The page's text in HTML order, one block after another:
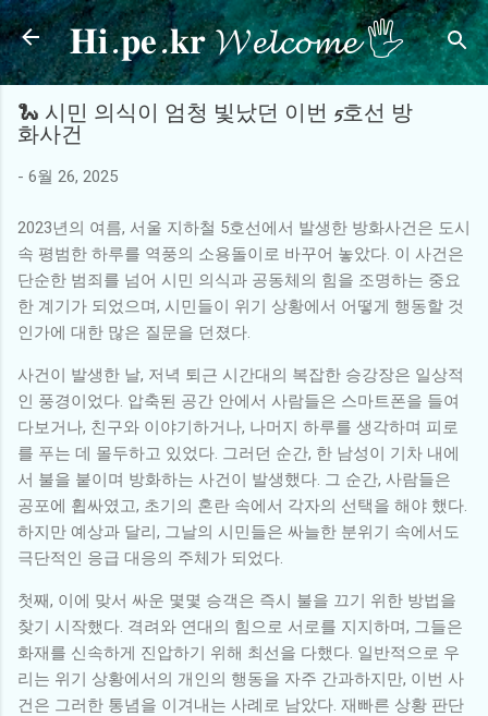
기본 콘텐츠로 건너뛰기
𝐇𝐢.𝐩𝐞.𝐤𝐫 𝓦𝓮𝓵𝓬𝓸𝓶𝓮 🖐
🐍 시민 의식이 엄청 빛났던 이번 5호선 방
화사건
- 6월 26, 2025
2023년의 여름, 서울 지하철 5호선에서 발생한 방화사건은 도시
속 평범한 하루를 역풍의 소용돌이로 바꾸어 놓았다. 이 사건은
단순한 범죄를 넘어 시민 의식과 공동체의 힘을 조명하는 중요
한 계기가 되었으며, 시민들이 위기 상황에서 어떻게 행동할 것
인가에 대한 많은 질문을 던졌다.
사건이 발생한 날, 저녁 퇴근 시간대의 복잡한 승강장은 일상적
인 풍경이었다. 압축된 공간 안에서 사람들은 스마트폰을 들여
다보거나, 친구와 이야기하거나, 나머지 하루를 생각하며 피로
를 푸는 데 몰두하고 있었다. 그러던 순간, 한 남성이 기차 내에
서 불을 붙이며 방화하는 사건이 발생했다. 그 순간, 사람들은
공포에 휩싸였고, 초기의 혼란 속에서 각자의 선택을 해야 했다.
하지만 예상과 달리, 그날의 시민들은 싸늘한 분위기 속에서도
극단적인 응급 대응의 주체가 되었다.
첫째, 이에 맞서 싸운 몇몇 승객은 즉시 불을 끄기 위한 방법을
찾기 시작했다. 격려와 연대의 힘으로 서로를 지지하며, 그들은
화재를 신속하게 진압하기 위해 최선을 다했다. 일반적으로 우
리는 위기 상황에서의 개인의 행동을 자주 간과하지만, 이번 사
건은 그러한 통념을 이겨내는 사례로 남았다. 재빠른 상황 판단